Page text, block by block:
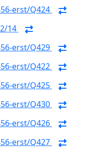
erst/Q424
14
erst/Q429
erst/Q422
erst/Q425
erst/Q430
erst/Q426
erst/Q427